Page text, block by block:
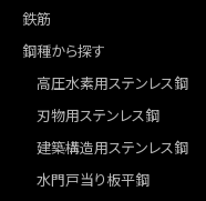
鉄筋
鋼種から探す
高圧水素用ステンレス鋼
刃物用ステンレス鋼
建築構造用ステンレス鋼
水門戸当り板平鋼